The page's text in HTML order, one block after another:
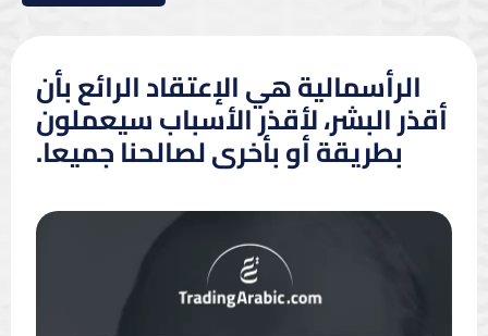
الرأسمالية هي الإعتقاد الرائع بأن
أقذر البشر، لأقذر الأسباب سيعملون
بطريقة أو بأخرى لصالحنا جميعا.